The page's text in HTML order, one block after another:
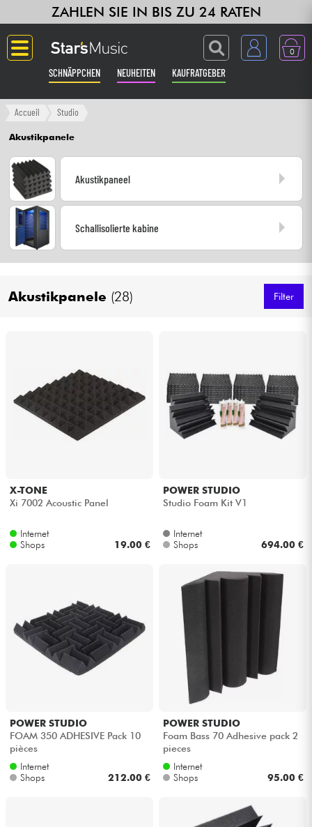
ZAHLEN SIE IN BIS ZU 24 RATEN
0
SCHNÄPPCHEN NEUHEITEN KAUFRATGEBER
Langue
Gitarre & Bass
Verstärker & Effekte
Synths & samplers
Studio
DJ
Live-Sound
Blasinstrumente
Kinder
Kabel & Zubehöre
Bundle
Sehen Sie sich unsere Marken an
Accueil Studio
Akustikpanele
Akustikpaneel
Schallisolierte kabine
Akustikpanele (28) Filter
X-TONE
Xi 7002 Acoustic Panel
Internet
Shops
19.00 €
POWER STUDIO
Studio Foam Kit V1
Internet
Shops
694.00 €
POWER STUDIO
FOAM 350 ADHESIVE Pack 10
pièces
Internet
Shops
212.00 €
POWER STUDIO
Foam Bass 70 Adhesive pack 2
pieces
Internet
Shops
95.00 €